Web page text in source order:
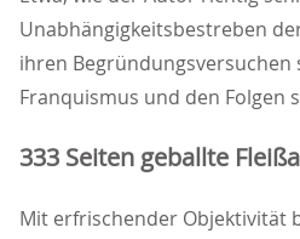
Unabhängigkeitsbestreben
ihren Begründungsversuchen
Franquismus und den Folgen
333 Seiten geballte
Mit erfrischender Objektivität